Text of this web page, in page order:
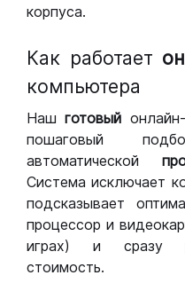
корпуса.
Как работает
компьютера
Нашготовый
пошаговый
автоматической
Система исключает
подсказывает
процессор и
играх) и сразу
стоимость.